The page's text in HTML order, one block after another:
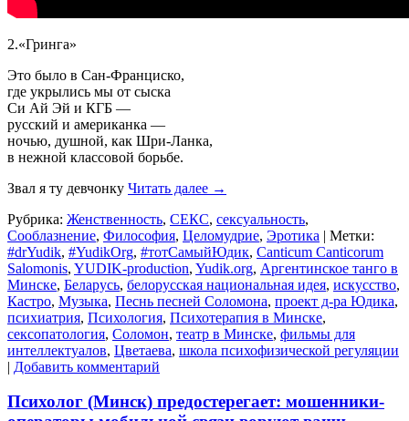
2.«Гринга»
Это было в Сан-Франциско,
где укрылись мы от сыска
Си Ай Эй и КГБ —
русский и американка —
ночью, душной, как Шри-Ланка,
в нежной классовой борьбе.
Звал я ту девчонку Читать далее →
Рубрика: Женственность, СЕКС, сексуальность,
Сооблазнение, Философия, Целомудрие, Эротика | Метки:
#‎drYudik, #YudikOrg, #тотСамыйЮдик, Canticum Canticorum
Salomonis, YUDIK-production, Yudik.org, Аргентинское танго в
Минске, Беларусь, белорусская национальная идея, искусство,
Кастро, Музыка, Песнь песней Соломона, проект д-ра Юдика,
психиатрия, Психология, Психотерапия в Минске,
сексопатология, Соломон, театр в Минске, фильмы для
интеллектуалов, Цветаева, школа психофизической регуляции
| Добавить комментарий
Психолог (Минск) предостерегает: мошенники-